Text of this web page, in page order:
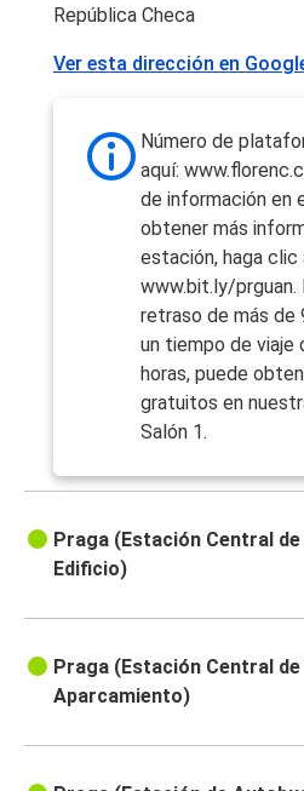
República Checa
Ver esta dirección en
Número de
aquí:
de información en
obtener más
estación, haga clic
www.bit.ly/prguan.
retraso de más de
un tiempo de viaje
horas, puede
gratuitos en
Salón 1.
Praga (Estación Central
Edificio)
Praga (Estación Central
Aparcamiento)